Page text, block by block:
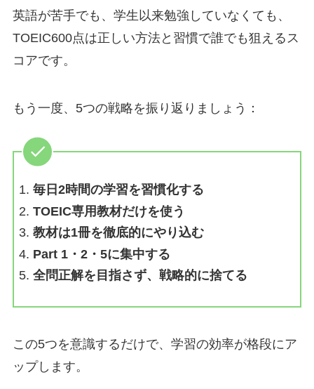
英語が苦手でも、学生以来勉強していなくても、
TOEIC600点は正しい方法と習慣で誰でも狙えるス
コアです。
もう一度、5つの戦略を振り返りましょう：
毎日2時間の学習を習慣化する
TOEIC専用教材だけを使う
教材は1冊を徹底的にやり込む
Part 1・2・5に集中する
全問正解を目指さず、戦略的に捨てる
この5つを意識するだけで、学習の効率が格段にア
ップします。